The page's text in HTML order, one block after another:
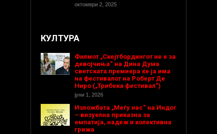
октомври 2, 2025
КУЛТУРА
Филмот „Скејтбордингот не е за
девојчиња“ на Дина Дума
светската премиера ќе ја има
на фестивалот на Роберт Де
Ниро („Трибека фестивал“)
јуни 1, 2026
Изложбата „Меѓу нас“ на Индог
– визуелна приказна за
емпатија, надеж и колективна
грижа